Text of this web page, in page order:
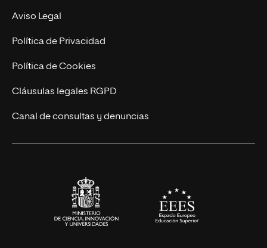
Experto Universitario
Postgrados
Cursos Universitarios
Nuestro Equipo
Trabaja en UNIR
Actualidad
UNIR Revista
Eventos
Aviso Legal
Política de Privacidad
Política de Cookies
Cláusulas legales RGPD
Canal de consultas y denuncias